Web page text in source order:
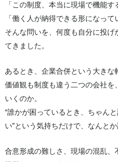
「この制度、本当に現場で機能す
「働く人が納得できる形になって
そんな問いを、何度も自分に投げ
てきました。
あるとき、企業合併という大きな
価値観も制度も違う二つの会社を
いくのか。
“誰かが困っているとき、ちゃん
い”という気持ちだけで、なんとか
合意形成の難しさ、現場の混乱、